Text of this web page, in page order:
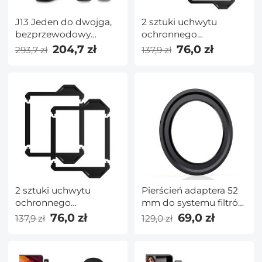
J13 Jeden do dwojga,
bezprzewodowy
mikrofon krawatowy
do iPhone'a iPad, Plug
ładującym, do
wywiadów,
nagrywania wideo,
Tiktok, transmisji na
szumów radiowych
2.4G, bez aplikacji i
Bluetooth
293,7 zł 204,7 zł
2 sztuki uchwytu
ochronnego
obiektywu 100x150mm
— seria Nano X Pro
137,9 zł 76,0 zł
2 sztuki uchwytu
ochronnego
obiektywu 100x100mm
— seria Nano X Pro
137,9 zł 76,0 zł
Pierścień adaptera 52
mm do systemu filtrów
kwadratowych 100
mm Pro — seria Nano
129,0 zł 69,0 zł